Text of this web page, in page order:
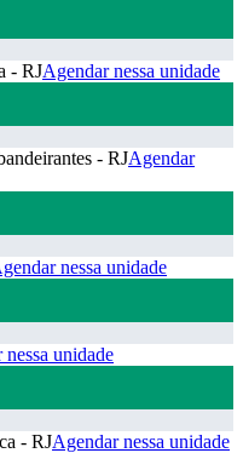
- RJAgendar nessa unidade
- RJAgendar
nessa unidade
nessa unidade
- RJAgendar nessa unidade